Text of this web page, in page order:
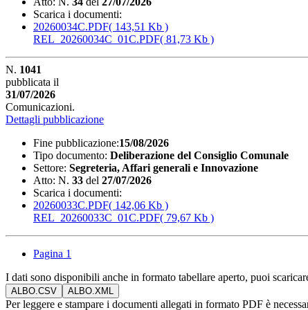
Scarica i documenti:
20260034C.PDF( 143,51 Kb )
REL_20260034C_01C.PDF( 81,73 Kb )
N. 1041
pubblicata il
31/07/2026
Comunicazioni.
Dettagli pubblicazione
Fine pubblicazione:15/08/2026
Tipo documento: Deliberazione del Consiglio Comunale
Settore: Segreteria, Affari generali e Innovazione
Atto: N. 33 del 27/07/2026
Scarica i documenti:
20260033C.PDF( 142,06 Kb )
REL_20260033C_01C.PDF( 79,67 Kb )
Pagina 1
I dati sono disponibili anche in formato tabellare aperto, puoi
Per leggere e stampare i documenti allegati in formato PDF è